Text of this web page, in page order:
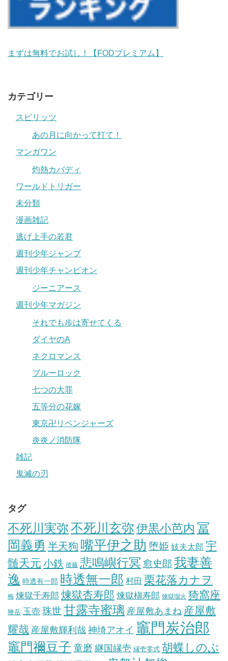
まずは無料でお試し！【FODプレミアム】
カテゴリー
スピリッツ
あの月に向かって打て！
マンガワン
灼熱カバディ
ワールドトリガー
未分類
漫画雑記
逃げ上手の若君
週刊少年ジャンプ
週刊少年チャンピオン
ジーニアース
週刊少年マガジン
それでも歩は寄せてくる
ダイヤのA
ネクロマンス
ブルーロック
七つの大罪
五等分の花嫁
東京卍リベンジャーズ
炎炎ノ消防隊
雑記
鬼滅の刃
タグ
不死川実弥不死川玄弥伊黒小芭内 冨
岡義勇 半天狗 嘴平伊之助 堕姫 妓夫太郎 宇
髄天元 小鉄 後藤 悲鳴嶼行冥 愈史郎 我妻善
逸 時透有一郎 時透無一郎 村田 栗花落カナヲ
梅 煉獄千寿郎 煉獄杏寿郎 煉獄槇寿郎 煉獄瑠火 猗窩座
獪岳 玉壺 珠世甘露寺蜜璃 産屋敷あまね 産屋敷
耀哉 産屋敷輝利哉 神埼アオイ 竈門炭治郎
竈門禰豆子 童磨 継国縁壱 縁壱零式 胡蝶しのぶ